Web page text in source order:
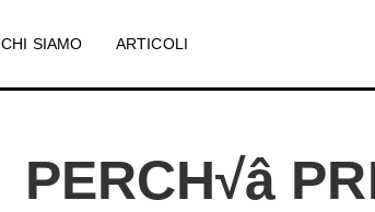
CHI SIAMO ARTICOLI
PERCH√â